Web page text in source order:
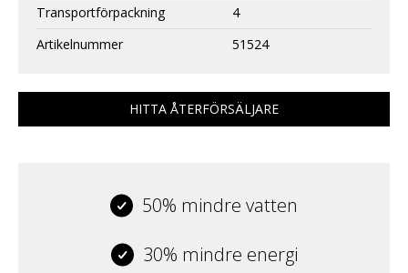
Transportförpackning
4
Artikelnummer
51524
HITTA ÅTERFÖRSÄLJARE
50% mindre vatten
30% mindre energi